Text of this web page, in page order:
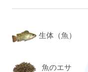
生体（魚）
魚のエサ